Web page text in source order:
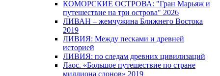
КОМОРСКИЕ ОСТРОВА: "Гран Марьяж и
путешествие на три острова" 2026
ЛИВАН – жемчужина Ближнего Востока
2019
ЛИВИЯ: Между песками и древней
историей
ЛИВИЯ: по следам древних цивилизаций
Лаос. «Большое путешествие по стране
миллиона слонов» 2019